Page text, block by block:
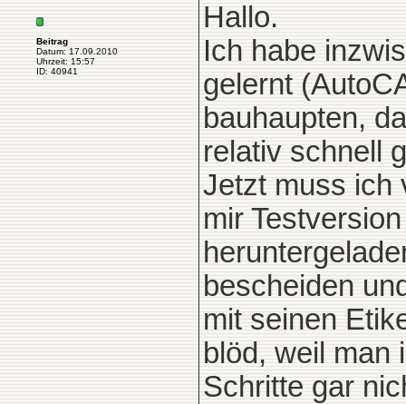
Beitrag
Datum: 17.09.2010
Uhrzeit: 15:57
ID: 40941
Hallo.
Ich habe
gelernt
bauhaupten,
relativ schnell
Jetzt muss ich
mir
bescheiden
mit seinen
blöd, weil man
Schritte gar